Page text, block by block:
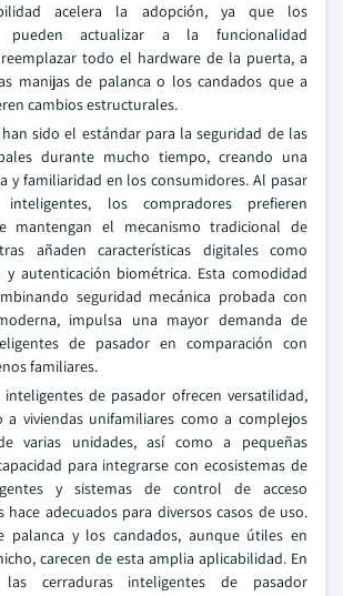
acelera la adopción, ya que los
pueden actualizar a la funcionalidad
todo el hardware de la puerta, a
manijas de palanca o los candados que a
cambios estructurales.
sido el estándar para la seguridad de las
durante mucho tiempo, creando una
y familiaridad en los consumidores. Al pasar
los compradores prefieren
mantengan el mecanismo tradicional de
añaden características digitales como
y autenticación biométrica. Esta comodidad
seguridad mecánica probada con
impulsa una mayor demanda de
de pasador en comparación con
familiares.
inteligentes de pasador ofrecen versatilidad,
a viviendas unifamiliares como a complejos
varias unidades, así como a pequeñas
para integrarse con ecosistemas de
y sistemas de control de acceso
hace adecuados para diversos casos de uso.
palanca y los candados, aunque útiles en
carecen de esta amplia aplicabilidad. En
las cerraduras inteligentes de pasador